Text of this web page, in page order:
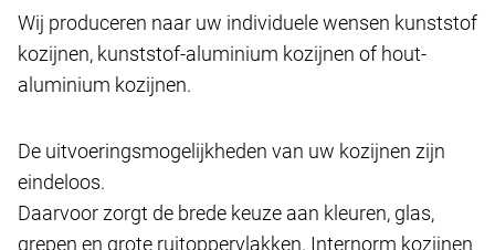
Wij produceren naar uw individuele wensen kunststof
kozijnen, kunststof-aluminium kozijnen of hout-
aluminium kozijnen.
De uitvoeringsmogelijkheden van uw kozijnen zijn
eindeloos.
Daarvoor zorgt de brede keuze aan kleuren, glas,
grepen en grote ruitoppervlakken. Internorm kozijnen